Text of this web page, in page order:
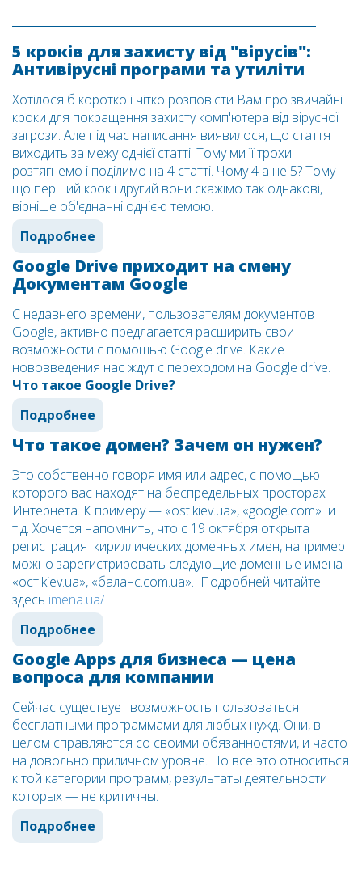
5 кроків для захисту від "вірусів":
Антивірусні програми та утиліти
Хотілося б коротко і чітко розповісти Вам про звичайні
кроки для покращення захисту комп'ютера від вірусної
загрози. Але під час написання виявилося, що стаття
виходить за межу однієї статті. Тому ми її трохи
розтягнемо і поділимо на 4 статті. Чому 4 а не 5? Тому
що перший крок і другий вони скажімо так однакові,
вірніше об'єднанні однією темою.
Подробнее
Google Drive приходит на смену
Документам Google
С недавнего времени, пользователям документов
Google, активно предлагается расширить свои
возможности с помощью Google drive. Какие
нововведения нас ждут с переходом на Google drive.
Что такое Google Drive?
Подробнее
Что такое домен? Зачем он нужен?
Это собственно говоря имя или адрес, с помощью
которого вас находят на беспредельных просторах
Интернета. К примеру — «ost.kiev.ua», «google.com» и
т.д. Хочется напомнить, что с 19 октября открыта
регистрация кириллических доменных имен, например
можно зарегистрировать следующие доменные имена
«ост.kiev.ua», «баланс.com.ua». Подробней читайте
здесь imena.ua/
Подробнее
Google Apps для бизнеса — цена
вопроса для компании
Сейчас существует возможность пользоваться
бесплатными программами для любых нужд. Они, в
целом справляются со своими обязанностями, и часто
на довольно приличном уровне. Но все это относиться
к той категории программ, результаты деятельности
которых — не критичны.
Подробнее